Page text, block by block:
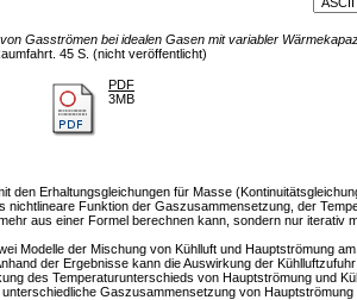
Gasströmen bei idealen Gasen mit variabler
45 S. (nicht veröffentlicht)
PDF
3MB
Erhaltungsgleichungen für Masse
Funktion der Gaszusammensetzung, der
aus einer Formel berechnen kann, sondern nur iterativ
Modelle der Mischung von Kühlluft und Hauptströmung
der Ergebnisse kann die Auswirkung der
des Temperaturunterschieds von Hauptströmung und
Gaszusammensetzung von Hauptströmung